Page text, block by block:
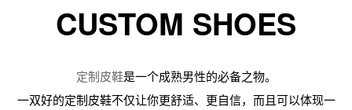
CUSTOM SHOES
定制皮鞋是一个成熟男性的必备之物。
一双好的定制皮鞋不仅让你更舒适、更自信，而且可以体现一